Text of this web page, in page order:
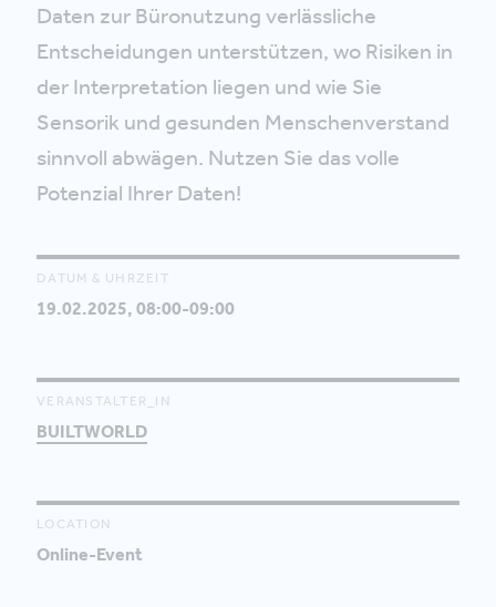
Daten zur Büronutzung verlässliche
Entscheidungen unterstützen, wo Risiken in
der Interpretation liegen und wie Sie
Sensorik und gesunden Menschenverstand
sinnvoll abwägen. Nutzen Sie das volle
Potenzial Ihrer Daten!
DATUM & UHRZEIT
19.02.2025, 08:00-09:00
VERANSTALTER_IN
BUILTWORLD
LOCATION
Online-Event